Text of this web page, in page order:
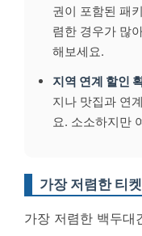
권이 포함된 패
렴한 경우가 많
해보세요.
지역 연계 할인
지나 맛집과 연
요. 소소하지만
가장 저렴한 티
가장 저렴한 백두대